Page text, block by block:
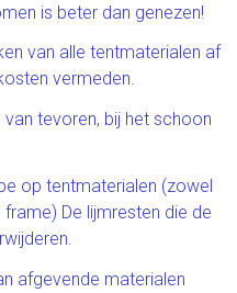
is beter dan genezen!
van alle tentmaterialen af
vermeden.
tevoren, bij het schoon
op tentmaterialen (zowel
De lijmresten die de
afgevende materialen